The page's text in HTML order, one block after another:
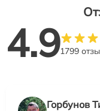
4.91799
Горбунов